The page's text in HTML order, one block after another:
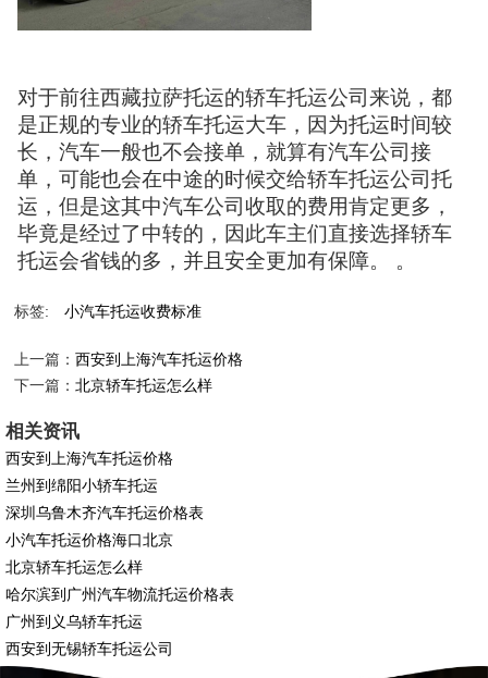
对于前往西藏拉萨托运的轿车托运公司来说，都
是正规的专业的轿车托运大车，因为托运时间较
长，汽车一般也不会接单，就算有汽车公司接
单，可能也会在中途的时候交给轿车托运公司托
运，但是这其中汽车公司收取的费用肯定更多，
毕竟是经过了中转的，因此车主们直接选择轿车
托运会省钱的多，并且安全更加有保障。 。
标签: 小汽车托运收费标准
上一篇：西安到上海汽车托运价格
下一篇：北京轿车托运怎么样
相关资讯
西安到上海汽车托运价格
兰州到绵阳小轿车托运
深圳乌鲁木齐汽车托运价格表
小汽车托运价格海口北京
北京轿车托运怎么样
哈尔滨到广州汽车物流托运价格表
广州到义乌轿车托运
西安到无锡轿车托运公司